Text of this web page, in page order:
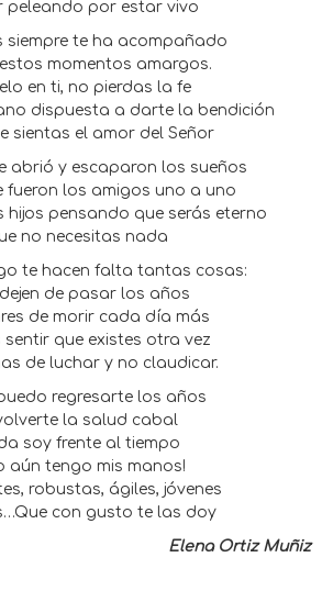
peleando por estar vivo
siempre te ha acompañado
momentos amargos.
en ti, no pierdas la fe
dispuesta a darte la bendición
sientas el amor del Señor
abrió y escaparon los sueños
fueron los amigos uno a uno
hijos pensando que serás eterno
no necesitas nada
te hacen falta tantas cosas:
de pasar los años
de morir cada día más
sentir que existes otra vez
de luchar y no claudicar.
regresarte los años
la salud cabal
soy frente al tiempo
aún tengo mis manos!
robustas, ágiles, jóvenes
con gusto te las doy
Elena Ortiz Muñiz